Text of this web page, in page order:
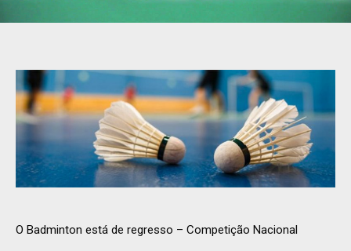
O Badminton está de regresso – Competição Nacional